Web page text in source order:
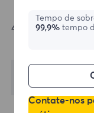
4.Click Open to
Tempo de
99,9%tempo
Contate-nos